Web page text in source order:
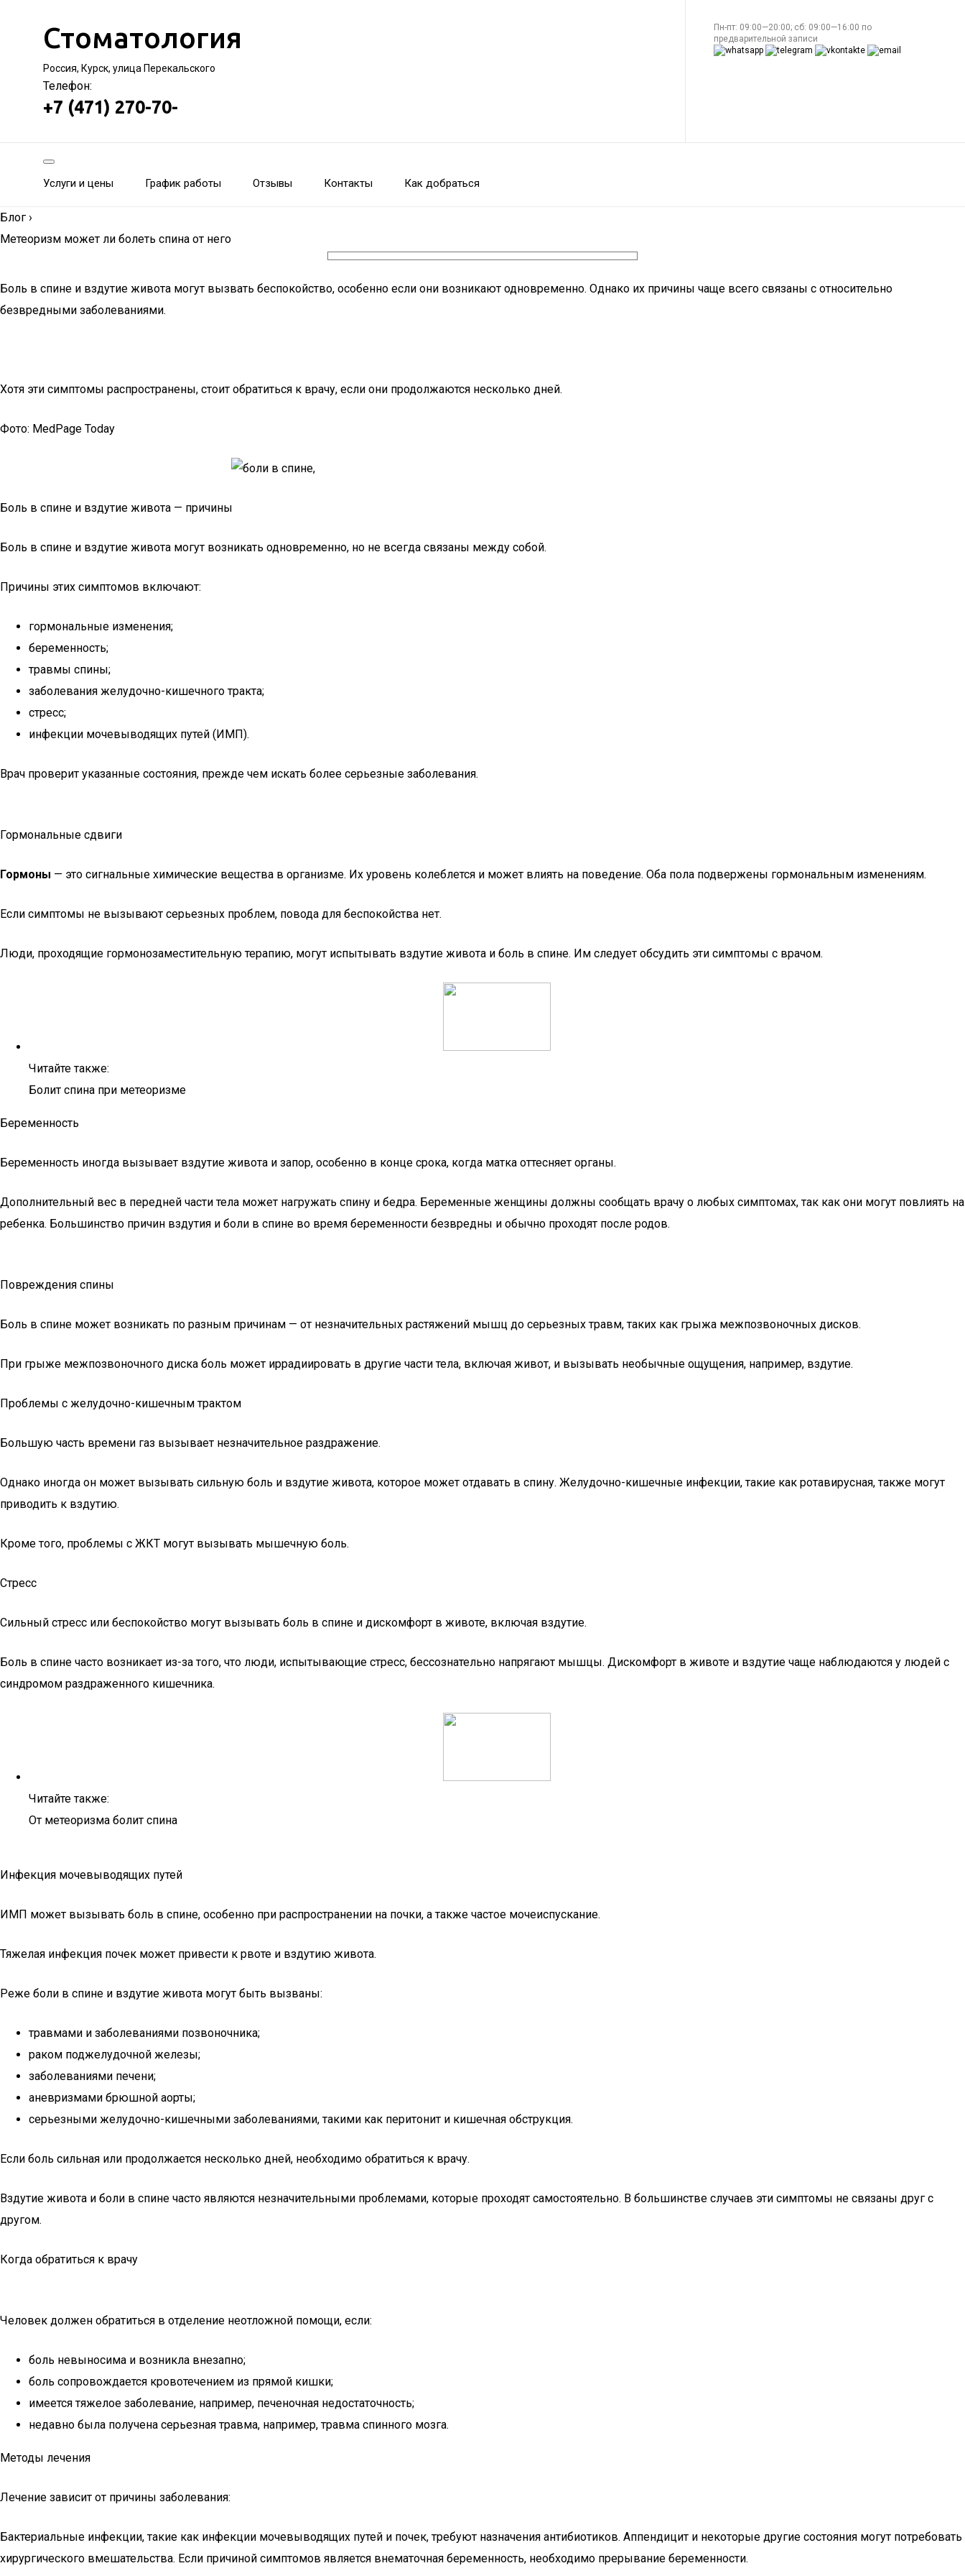
Стоматология
Россия, Курск, улица Перекальского
Телефон:
+7 (471) 270-70-
Пн-пт: 09:00—20:00; сб: 09:00—16:00 по
предварительной записи
Услуги и цены График работы Отзывы Контакты Как добраться
Блог ›
Метеоризм может ли болеть спина от него
Боль в спине и вздутие живота могут вызвать беспокойство, особенно если они возникают одновременно. Однако их причины чаще всего связаны с относительно
безвредными заболеваниями.
Хотя эти симптомы распространены, стоит обратиться к врачу, если они продолжаются несколько дней.
Фото: MedPage Today
Боль в спине и вздутие живота — причины
Боль в спине и вздутие живота могут возникать одновременно, но не всегда связаны между собой.
Причины этих симптомов включают:
гормональные изменения;
беременность;
травмы спины;
заболевания желудочно-кишечного тракта;
стресс;
инфекции мочевыводящих путей (ИМП).
Врач проверит указанные состояния, прежде чем искать более серьезные заболевания.
Гормональные сдвиги
Гормоны — это сигнальные химические вещества в организме. Их уровень колеблется и может влиять на поведение. Оба пола подвержены гормональным изменениям.
Если симптомы не вызывают серьезных проблем, повода для беспокойства нет.
Люди, проходящие гормонозаместительную терапию, могут испытывать вздутие живота и боль в спине. Им следует обсудить эти симптомы с врачом.
Читайте также:
Болит спина при метеоризме
Беременность
Беременность иногда вызывает вздутие живота и запор, особенно в конце срока, когда матка оттесняет органы.
Дополнительный вес в передней части тела может нагружать спину и бедра. Беременные женщины должны сообщать врачу о любых симптомах, так как они могут повлиять на
ребенка. Большинство причин вздутия и боли в спине во время беременности безвредны и обычно проходят после родов.
Повреждения спины
Боль в спине может возникать по разным причинам — от незначительных растяжений мышц до серьезных травм, таких как грыжа межпозвоночных дисков.
При грыже межпозвоночного диска боль может иррадиировать в другие части тела, включая живот, и вызывать необычные ощущения, например, вздутие.
Проблемы с желудочно-кишечным трактом
Большую часть времени газ вызывает незначительное раздражение.
Однако иногда он может вызывать сильную боль и вздутие живота, которое может отдавать в спину. Желудочно-кишечные инфекции, такие как ротавирусная, также могут
приводить к вздутию.
Кроме того, проблемы с ЖКТ могут вызывать мышечную боль.
Стресс
Сильный стресс или беспокойство могут вызывать боль в спине и дискомфорт в животе, включая вздутие.
Боль в спине часто возникает из-за того, что люди, испытывающие стресс, бессознательно напрягают мышцы. Дискомфорт в животе и вздутие чаще наблюдаются у людей с
синдромом раздраженного кишечника.
Читайте также:
От метеоризма болит спина
Инфекция мочевыводящих путей
ИМП может вызывать боль в спине, особенно при распространении на почки, а также частое мочеиспускание.
Тяжелая инфекция почек может привести к рвоте и вздутию живота.
Реже боли в спине и вздутие живота могут быть вызваны:
травмами и заболеваниями позвоночника;
раком поджелудочной железы;
заболеваниями печени;
аневризмами брюшной аорты;
серьезными желудочно-кишечными заболеваниями, такими как перитонит и кишечная обструкция.
Если боль сильная или продолжается несколько дней, необходимо обратиться к врачу.
Вздутие живота и боли в спине часто являются незначительными проблемами, которые проходят самостоятельно. В большинстве случаев эти симптомы не связаны друг с
другом.
Когда обратиться к врачу
Человек должен обратиться в отделение неотложной помощи, если:
боль невыносима и возникла внезапно;
боль сопровождается кровотечением из прямой кишки;
имеется тяжелое заболевание, например, печеночная недостаточность;
недавно была получена серьезная травма, например, травма спинного мозга.
Методы лечения
Лечение зависит от причины заболевания:
Бактериальные инфекции, такие как инфекции мочевыводящих путей и почек, требуют назначения антибиотиков. Аппендицит и некоторые другие состояния могут потребовать
хирургического вмешательства. Если причиной симптомов является внематочная беременность, необходимо прерывание беременности.